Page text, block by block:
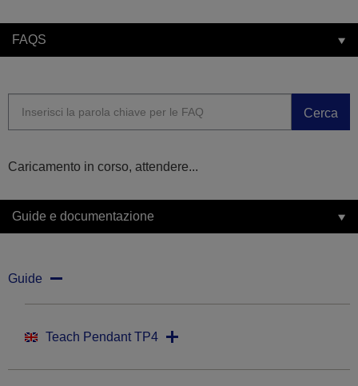
FAQS
Cerca
Caricamento in corso, attendere...
Guide e documentazione
Guide
Teach Pendant TP4